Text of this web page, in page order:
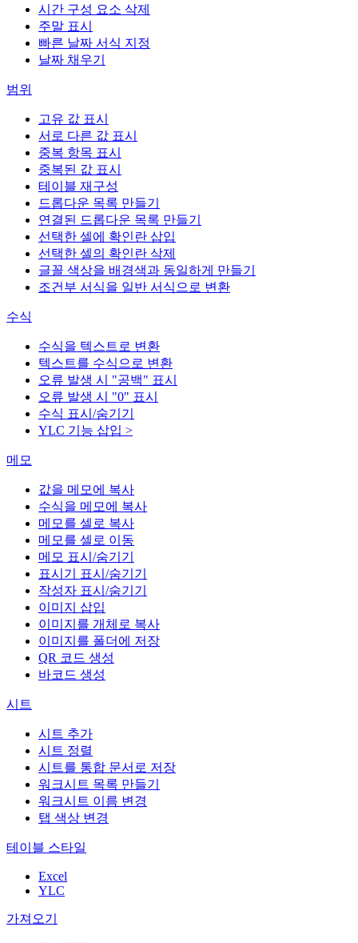
시간 구성 요소 삭제
주말 표시
빠른 날짜 서식 지정
날짜 채우기
범위
고유 값 표시
서로 다른 값 표시
중복 항목 표시
중복된 값 표시
테이블 재구성
드롭다운 목록 만들기
연결된 드롭다운 목록 만들기
선택한 셀에 확인란 삽입
선택한 셀의 확인란 삭제
글꼴 색상을 배경색과 동일하게 만들기
조건부 서식을 일반 서식으로 변환
수식
수식을 텍스트로 변환
텍스트를 수식으로 변환
오류 발생 시 "공백" 표시
오류 발생 시 "0" 표시
수식 표시/숨기기
YLC 기능 삽입 >
메모
값을 메모에 복사
수식을 메모에 복사
메모를 셀로 복사
메모를 셀로 이동
메모 표시/숨기기
표시기 표시/숨기기
작성자 표시/숨기기
이미지 삽입
이미지를 개체로 복사
이미지를 폴더에 저장
QR 코드 생성
바코드 생성
시트
시트 추가
시트 정렬
시트를 통합 문서로 저장
워크시트 목록 만들기
워크시트 이름 변경
탭 색상 변경
테이블 스타일
Excel
YLC
가져오기